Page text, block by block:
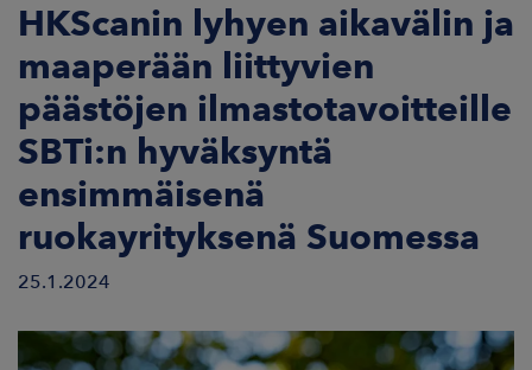
FI
MEISTÄ
HKScanin lyhyen aikavälin ja
maaperään liittyvien
päästöjen ilmastotavoitteille
SBTi:n hyväksyntä
ensimmäisenä
ruokayrityksenä Suomessa
25.1.2024